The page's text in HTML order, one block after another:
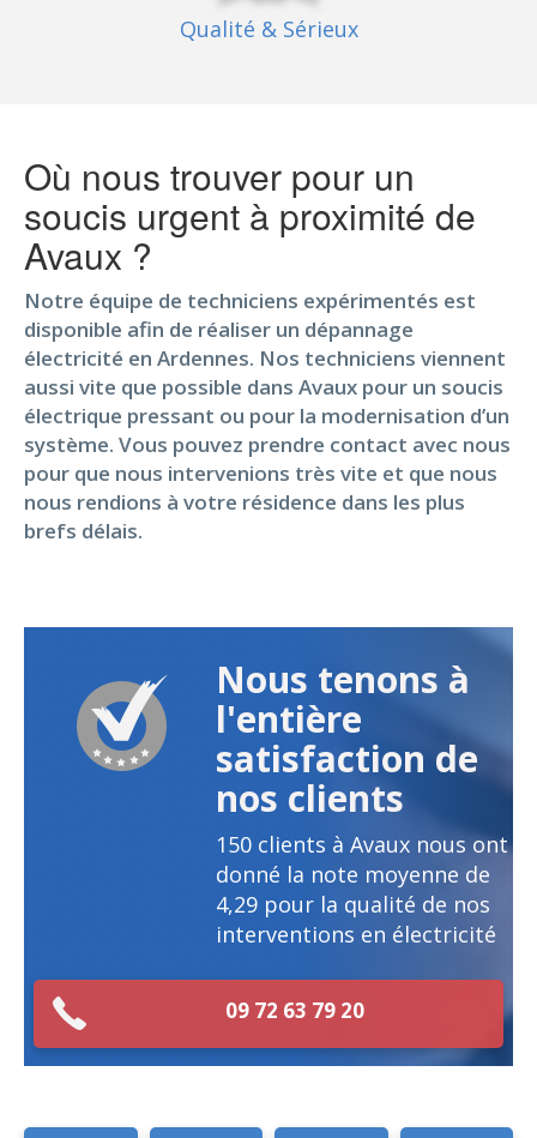
Qualité & Sérieux
Où nous trouver pour un
soucis urgent à proximité de
Avaux ?
Notre équipe de techniciens expérimentés est
disponible afin de réaliser un dépannage
électricité en Ardennes. Nos techniciens viennent
aussi vite que possible dans Avaux pour un soucis
électrique pressant ou pour la modernisation d’un
système. Vous pouvez prendre contact avec nous
pour que nous intervenions très vite et que nous
nous rendions à votre résidence dans les plus
brefs délais.
Nous tenons à
l'entière
satisfaction de
nos clients
150 clients à Avaux nous ont
donné la note moyenne de
4,29 pour la qualité de nos
interventions en électricité
09 72 63 79 20